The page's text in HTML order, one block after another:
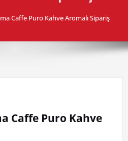
Caffe Puro Kahve Aromalı Sipariş
Caffe Puro Kahve